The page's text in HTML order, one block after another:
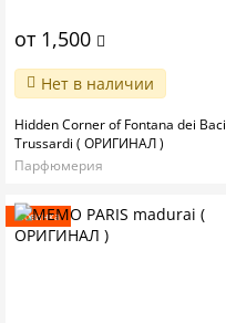
от 1,500
Нет в наличии
Hidden Corner of Fontana dei Baci
Trussardi ( ОРИГИНАЛ )
Парфюмерия
Новинка